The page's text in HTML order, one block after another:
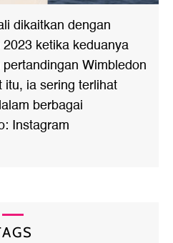
dikaitkan dengan
ketika keduanya
Wimbledon
ia sering terlihat
berbagai
Instagram